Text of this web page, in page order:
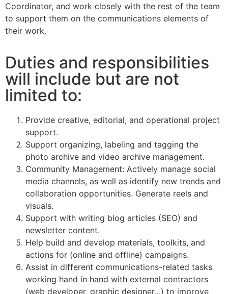
Coordinator, and work closely with the rest of the team
to support them on the communications elements of
their work.
Duties and responsibilities
will include but are not
limited to:
Provide creative, editorial, and operational project
support.
Support organizing, labeling and tagging the
photo archive and video archive management.
Community Management: Actively manage social
media channels, as well as identify new trends and
collaboration opportunities. Generate reels and
visuals.
Support with writing blog articles (SEO) and
newsletter content.
Help build and develop materials, toolkits, and
actions for (online and offline) campaigns.
Assist in different communications-related tasks
working hand in hand with external contractors
(web developer, graphic designer…) to improve